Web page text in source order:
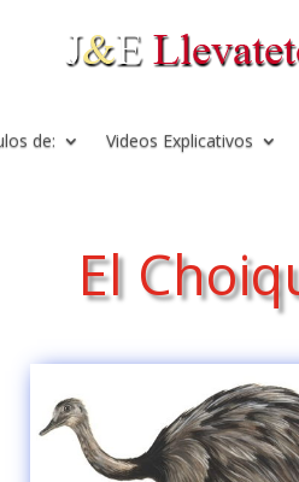
de: Videos Explicativos
El